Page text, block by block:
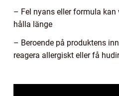
– Fel nyans eller formula
hålla länge
– Beroende på produktens
reagera allergiskt eller få